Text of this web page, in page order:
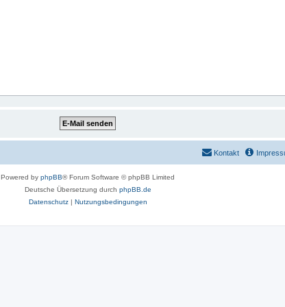
Kontakt
Powered by phpBB® Forum Software © phpBB Limited
Deutsche Übersetzung durch phpBB.de
Datenschutz| Nutzungsbedingungen